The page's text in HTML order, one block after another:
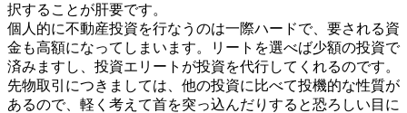
択することが肝要です。
個人的に不動産投資を行なうのは一際ハードで、要される資
金も高額になってしまいます。リートを選べば少額の投資で
済みますし、投資エリートが投資を代行してくれるのです。
先物取引につきましては、他の投資に比べて投機的な性質が
あるので、軽く考えて首を突っ込んだりすると恐ろしい目に